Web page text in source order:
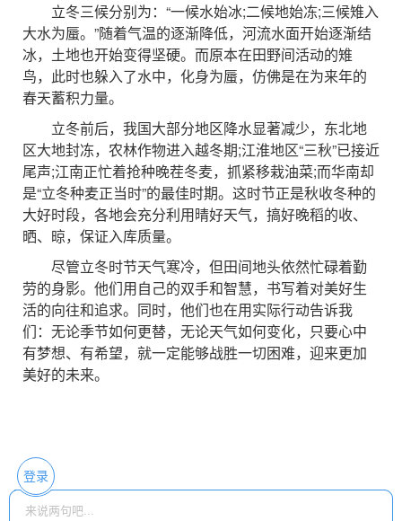
立冬三候分别为：“一候水始冰;二候地始冻;三候雉入
大水为蜃。”随着气温的逐渐降低，河流水面开始逐渐结
冰，土地也开始变得坚硬。而原本在田野间活动的雉
鸟，此时也躲入了水中，化身为蜃，仿佛是在为来年的
春天蓄积力量。
立冬前后，我国大部分地区降水显著减少，东北地
区大地封冻，农林作物进入越冬期;江淮地区“三秋”已接近
尾声;江南正忙着抢种晚茬冬麦，抓紧移栽油菜;而华南却
是“立冬种麦正当时”的最佳时期。这时节正是秋收冬种的
大好时段，各地会充分利用晴好天气，搞好晚稻的收、
晒、晾，保证入库质量。
尽管立冬时节天气寒冷，但田间地头依然忙碌着勤
劳的身影。他们用自己的双手和智慧，书写着对美好生
活的向往和追求。同时，他们也在用实际行动告诉我
们：无论季节如何更替，无论天气如何变化，只要心中
有梦想、有希望，就一定能够战胜一切困难，迎来更加
美好的未来。
登录